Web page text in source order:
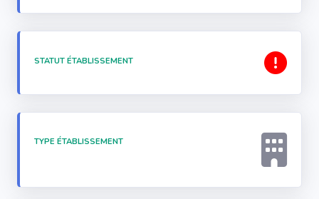
STATUT ÉTABLISSEMENT
TYPE ÉTABLISSEMENT